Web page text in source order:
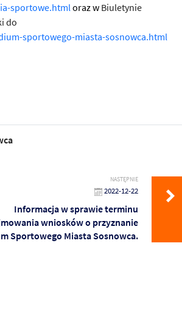
sportowe.htmloraz w Biuletynie
do
sportowego-miasta-sosnowca.html
NASTĘPNIE
2022-12-22
Informacja w sprawie terminu
wniosków o przyznanie
Sportowego Miasta Sosnowca.